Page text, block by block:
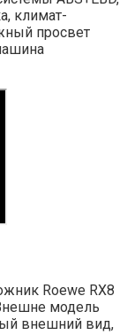
климат-
просвет
Roewe RX8
модель
внешний вид,